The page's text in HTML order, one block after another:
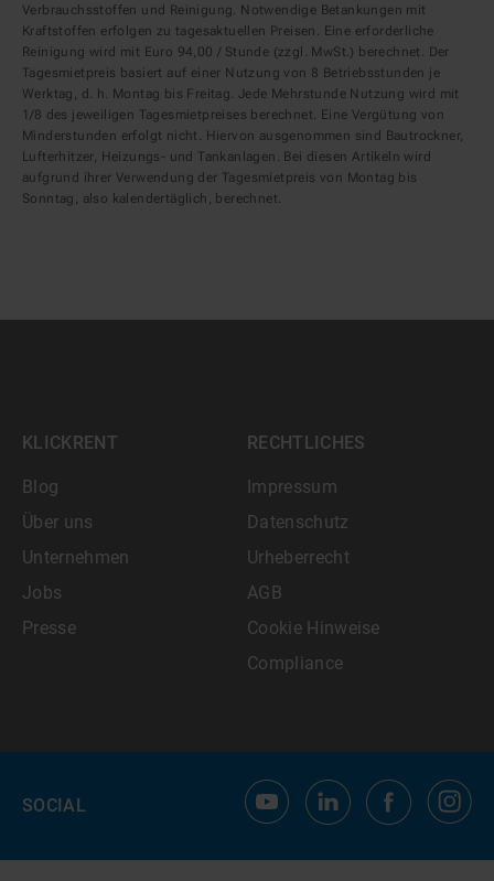
Verbrauchsstoffen und Reinigung. Notwendige Betankungen mit
Kraftstoffen erfolgen zu tagesaktuellen Preisen. Eine erforderliche
Reinigung wird mit Euro 94,00 / Stunde (zzgl. MwSt.) berechnet. Der
Tagesmietpreis basiert auf einer Nutzung von 8 Betriebsstunden je
Werktag, d. h. Montag bis Freitag. Jede Mehrstunde Nutzung wird mit
1/8 des jeweiligen Tagesmietpreises berechnet. Eine Vergütung von
Minderstunden erfolgt nicht. Hiervon ausgenommen sind Bautrockner,
Lufterhitzer, Heizungs- und Tankanlagen. Bei diesen Artikeln wird
aufgrund ihrer Verwendung der Tagesmietpreis von Montag bis
Sonntag, also kalendertäglich, berechnet.
KLICKRENT
Blog
Über uns
Unternehmen
Jobs
Presse
RECHTLICHES
Impressum
Datenschutz
Urheberrecht
AGB
Cookie Hinweise
Compliance
SOCIAL